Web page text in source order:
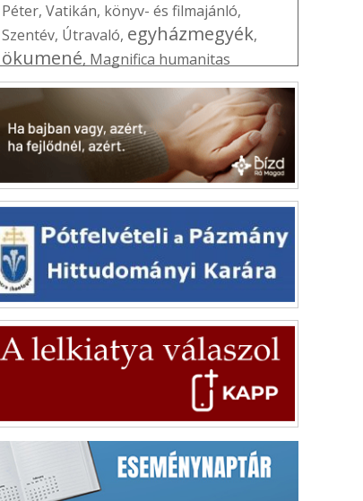
Péter, Vatikán, könyv- és filmajánló,
Szentév, Útravaló, egyházmegyék,
ökumené, Magnifica humanitas